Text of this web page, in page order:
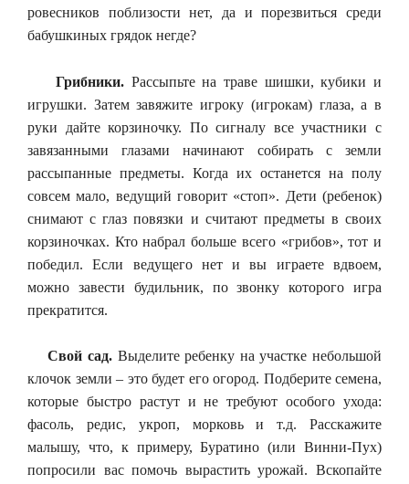
ровесников поблизости нет, да и порезвиться среди
бабушкиных грядок негде?
Грибники.Рассыпьте на траве шишки, кубики и
игрушки. Затем завяжите игроку (игрокам) глаза, а в
руки дайте корзиночку. По сигналу все участники с
завязанными глазами начинают собирать с земли
рассыпанные предметы. Когда их останется на полу
совсем мало, ведущий говорит «стоп». Дети (ребенок)
снимают с глаз повязки и считают предметы в своих
корзиночках. Кто набрал больше всего «грибов», тот и
победил. Если ведущего нет и вы играете вдвоем,
можно завести будильник, по звонку которого игра
прекратится.
Свой сад. Выделите ребенку на участке небольшой
клочок земли – это будет его огород. Подберите семена,
которые быстро растут и не требуют особого ухода:
фасоль, редис, укроп, морковь и т.д. Расскажите
малышу, что, к примеру, Буратино (или Винни-Пух)
попросили вас помочь вырастить урожай. Вскопайте